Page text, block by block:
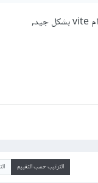
الترتيب حسب التقييم